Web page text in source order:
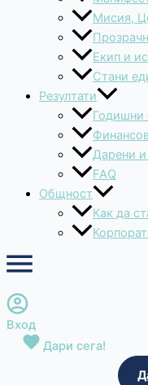
Мисия,
Екип и
Стани
Резултати
Годишни
Дарени и
FAQ
Общност
Как да
Вход
Дари сега!